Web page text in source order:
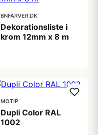
BNFARVER.DK
Dekorationsliste i
krom 12mm x 8 m
MOTIP
Dupli Color RAL
1002